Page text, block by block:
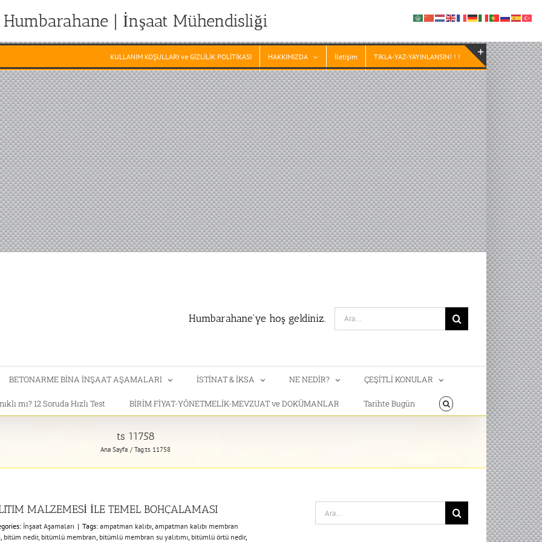
Humbarahane | İnşaat Mühendisliği
KULLANIM KOŞULLARI ve GİZLİLİK POLİTİKASI HAKKIMIZDA İletişim TIKLA-YAZ-YAYINLANSIN! ! !
Humbarahane'ye hoş geldiniz.
Search
for:
BETONARME BİNA İNŞAAT AŞAMALARI İSTİNAT & İKSA NE NEDİR? ÇEŞİTLİ KONULAR
mı? 12 Soruda Hızlı Test BİRİM FİYAT-YÖNETMELİK-MEVZUAT ve DOKÜMANLAR Tarihte Bugün
ts 11758
Ana Sayfa Tag:ts 11758
MALZEMESİ İLE TEMEL BOHÇALAMASI
İnşaat Aşamaları | Tags: ampatman kalıbı, ampatman kalıbı membran
, bitüm nedir, bitümlü membran, bitümlü membran su yalıtımı, bitümlü örtü nedir,
Search
for:
Toggle
Sliding
Bar
Area